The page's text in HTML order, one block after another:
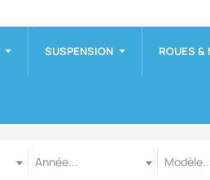
SUSPENSION ROUES &
Année...